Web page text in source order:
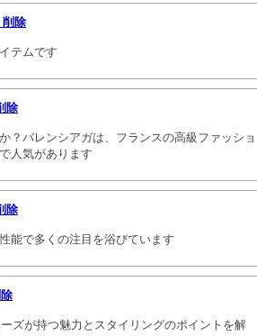
削除
テムです
除
？バレンシアガは、フランスの高級ファッショ
人気があります
除
能で多くの注目を浴びています
ズが持つ魅力とスタイリングのポイントを解